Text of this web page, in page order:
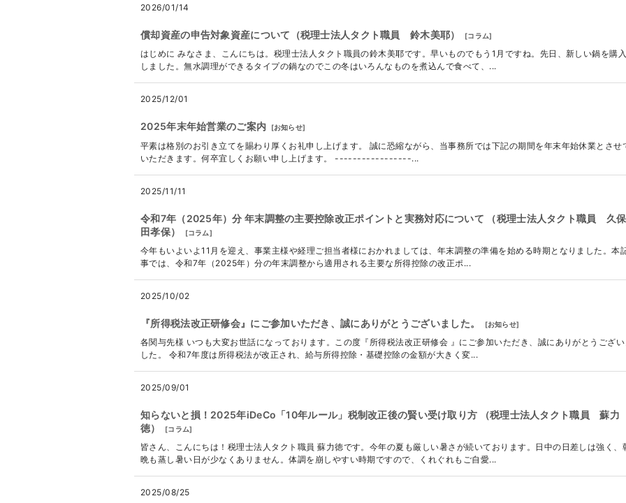
2026/01/14
償却資産の申告対象資産について（税理士法人タクト職員 鈴木美耶） [コラム]
はじめに みなさま、こんにちは。税理士法人タクト職員の鈴木美耶です。早いものでもう1月ですね。先日、新しい鍋を購入
しました。無水調理ができるタイプの鍋なのでこの冬はいろんなものを煮込んで食べて、...
2025/12/01
2025年末年始営業のご案内 [お知らせ]
平素は格別のお引き立てを賜わり厚くお礼申し上げます。 誠に恐縮ながら、当事務所では下記の期間を年末年始休業とさせ
いただきます。何卒宜しくお願い申し上げます。 -----------------...
2025/11/11
令和7年（2025年）分 年末調整の主要控除改正ポイントと実務対応について （税理士法人タクト職員 久保
田孝保）
[コラム]
今年もいよいよ11月を迎え、事業主様や経理ご担当者様におかれましては、年末調整の準備を始める時期となりました。本
事では、令和7年（2025年）分の年末調整から適用される主要な所得控除の改正ポ...
2025/10/02
『所得税法改正研修会』にご参加いただき、誠にありがとうございました。 [お知らせ]
各関与先様 いつも大変お世話になっております。この度『所得税法改正研修会 』にご参加いただき、誠にありがとうござい
した。 令和7年度は所得税法が改正され、給与所得控除・基礎控除の金額が大きく変...
2025/09/01
知らないと損！2025年iDeCo「10年ルール」税制改正後の賢い受け取り方 （税理士法人タクト職員 蘇力
徳）
[コラム]
皆さん、こんにちは！税理士法人タクト職員 蘇力徳です。今年の夏も厳しい暑さが続いております。日中の日差しは強く、
晩も蒸し暑い日が少なくありません。体調を崩しやすい時期ですので、くれぐれもご自愛...
2025/08/25